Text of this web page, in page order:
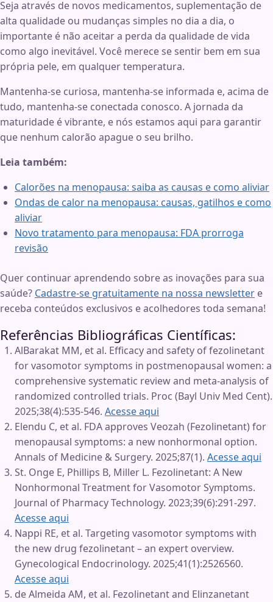
Seja através de novos medicamentos, suplementação de
alta qualidade ou mudanças simples no dia a dia, o
importante é não aceitar a perda da qualidade de vida
como algo inevitável. Você merece se sentir bem em sua
própria pele, em qualquer temperatura.
Mantenha-se curiosa, mantenha-se informada e, acima de
tudo, mantenha-se conectada conosco. A jornada da
maturidade é vibrante, e nós estamos aqui para garantir
que nenhum calorão apague o seu brilho.
Leia também:
Calorões na menopausa: saiba as causas e como aliviar
Ondas de calor na menopausa: causas, gatilhos e como
aliviar
Novo tratamento para menopausa: FDA prorroga
revisão
Quer continuar aprendendo sobre as inovações para sua
saúde? Cadastre-se gratuitamente na nossa newsletter e
receba conteúdos exclusivos e acolhedores toda semana!
Referências Bibliográficas Científicas:
AlBarakat MM, et al. Efficacy and safety of fezolinetant
for vasomotor symptoms in postmenopausal women: a
comprehensive systematic review and meta-analysis of
randomized controlled trials. Proc (Bayl Univ Med Cent).
2025;38(4):535-546. Acesse aqui
Elendu C, et al. FDA approves Veozah (Fezolinetant) for
menopausal symptoms: a new nonhormonal option.
Annals of Medicine & Surgery. 2025;87(1). Acesse aqui
St. Onge E, Phillips B, Miller L. Fezolinetant: A New
Nonhormonal Treatment for Vasomotor Symptoms.
Journal of Pharmacy Technology. 2023;39(6):291-297.
Acesse aqui
Nappi RE, et al. Targeting vasomotor symptoms with
the new drug fezolinetant – an expert overview.
Gynecological Endocrinology. 2025;41(1):2526560.
Acesse aqui
de Almeida AM, et al. Fezolinetant and Elinzanetant